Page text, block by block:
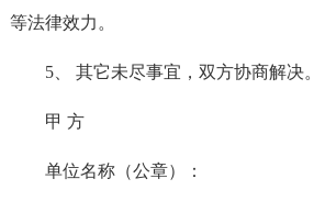
等法律效力。
5、 其它未尽事宜，双方协商解决。
甲 方
单位名称（公章）：